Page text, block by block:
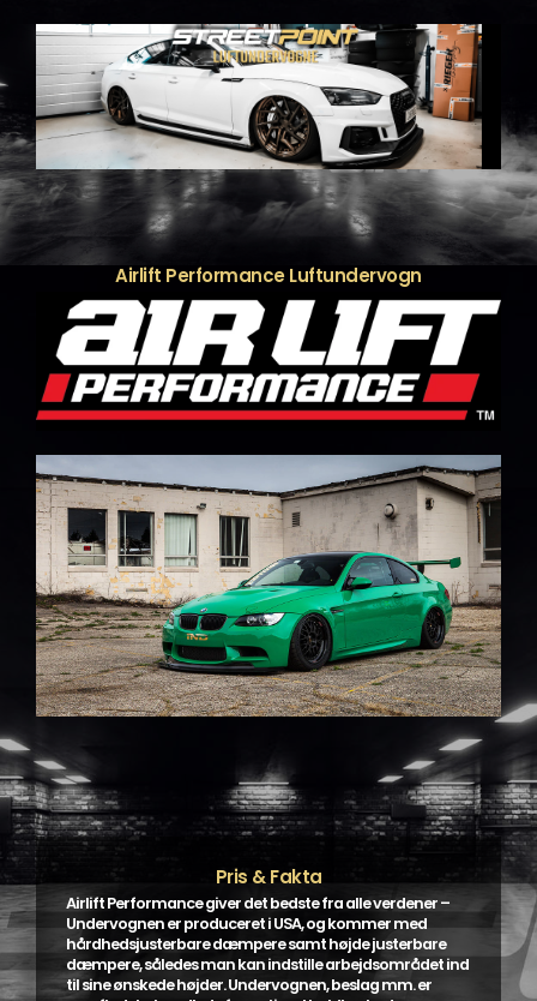
Mulighederne
kan
vælges
på
varesiden
Airlift Performance Luftundervogn
Pris & Fakta
Airlift Performance giver det bedste fra alle verdener –
Undervognen er produceret i USA, og kommer med
hårdhedsjusterbare dæmpere samt højde justerbare
dæmpere, således man kan indstille arbejdsområdet ind
til sine ønskede højder. Undervognen, beslag mm. er